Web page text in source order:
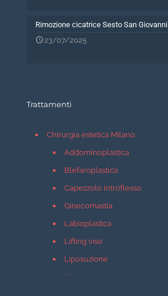
Rimozione cicatrice Sesto San Giovanni
23/07/2025
Trattamenti
Chirurgia estetica Milano
Addominoplastica
Blefaroplastica
Capezzolo introflesso
Ginecomastia
Labioplastica
Lifting viso
Liposuzione
Mastopessi